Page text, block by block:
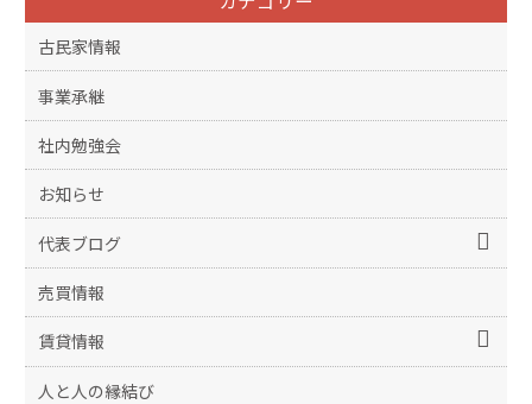
古民家情報
事業承継
社内勉強会
お知らせ
代表ブログ
売買情報
賃貸情報
人と人の縁結び